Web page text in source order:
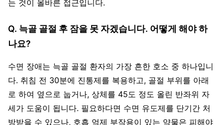
는 것이 올바른 접근입니다.
Q. 늑골 골절 후 잠을 못 자겠습니다. 어떻게 해야 하
나요?
수면 장애는 늑골 골절 환자의 가장 흔한 호소 중 하나입니
다. 취침 전 30분에 진통제를 복용하고, 골절 부위를 아래
로 하여 옆으로 눕거나, 상체를 45도 정도 올린 반좌위 자
세가 도움이 됩니다. 필요하다면 수면 유도제를 단기간 처
방받을 수 있으나, 호흡 억제 부작용이 있는 약물은 피해야